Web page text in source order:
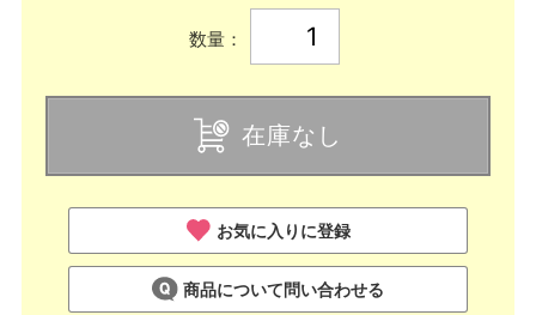
数量：
在庫なし
お気に入りに登録
商品について問い合わせる